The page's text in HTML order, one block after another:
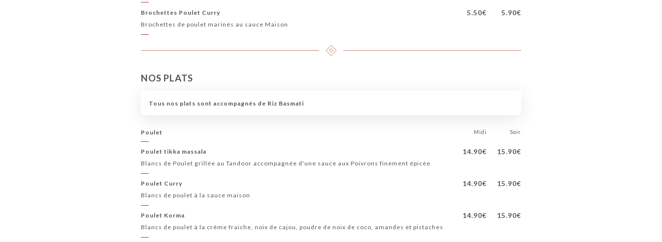
Brochettes Poulet Curry 5.50€ 5.90€
Brochettes de poulet marinés au sauce Maison
NOS PLATS
Tous nos plats sont accompagnés de Riz Basmati
Poulet Midi Soir
Poulet tikka massala 14.90€ 15.90€
Blancs de Poulet grillée au Tandoor accompagnée d'une sauce aux Poivrons finement épicée
Poulet Curry 14.90€ 15.90€
Blancs de poulet à la sauce maison
Poulet Korma 14.90€ 15.90€
Blancs de poulet à la crème fraiche, noix de cajou, poudre de noix de coco, amandes et pistaches